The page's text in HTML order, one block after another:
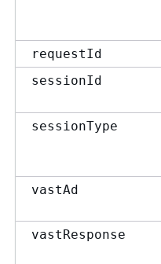
requestId
sessionId
sessionType
vastAd
vastResponse